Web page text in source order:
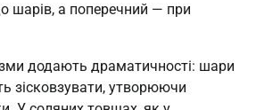
шарів, а поперечний — при
додають драматичності: шари
зісковзувати, утворюючи